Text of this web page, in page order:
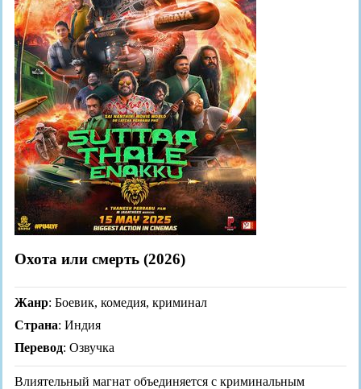
Охота или смерть (2026)
Жанр: Боевик, комедия, криминал
Страна: Индия
Перевод: Озвучка
Влиятельный магнат объединяется с криминальным